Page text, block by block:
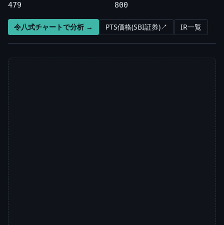
479
800
令八式チャートで分析 → PTS価格(SBI証券)↗ IR一覧